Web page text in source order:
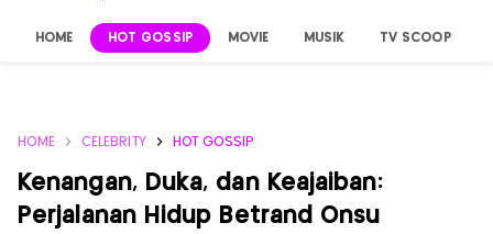
HOME HOT GOSSIP MOVIE MUSIK TV SCOOP
HOME CELEBRITY HOT GOSSIP
Kenangan, Duka, dan Keajaiban:
Perjalanan Hidup Betrand Onsu